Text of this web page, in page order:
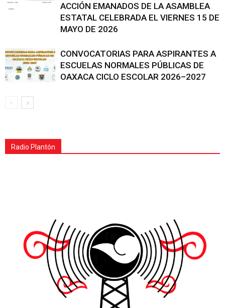
ACCIÓN EMANADOS DE LA ASAMBLEA
ESTATAL CELEBRADA EL VIERNES 15 DE
MAYO DE 2026
CONVOCATORIAS PARA ASPIRANTES A
ESCUELAS NORMALES PÚBLICAS DE
OAXACA CICLO ESCOLAR 2026–2027
Radio Plantón